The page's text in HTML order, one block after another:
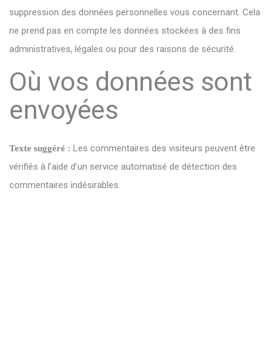
suppression des données personnelles vous concernant. Cela
ne prend pas en compte les données stockées à des fins
administratives, légales ou pour des raisons de sécurité.
Où vos données sont
envoyées
Texte suggéré : Les commentaires des visiteurs peuvent être
vérifiés à l’aide d’un service automatisé de détection des
commentaires indésirables.